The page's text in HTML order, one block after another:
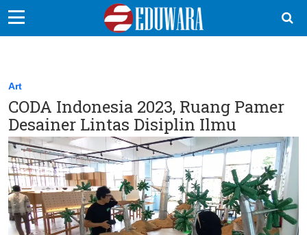
Sekolah Kita
Vokasi
Kampus
Idea
Sains
EduDana
Art
CODA Indonesia 2023, Ruang Pamer
Desainer Lintas Disiplin Ilmu